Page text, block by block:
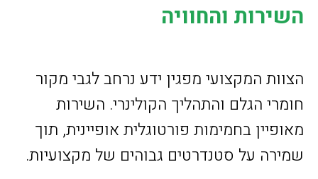
השירות והחוויה
הצוות המקצועי מפגין ידע נרחב לגבי מקור
חומרי הגלם והתהליך הקולינרי. השירות
מאופיין בחמימות פורטוגלית אופיינית, תוך
שמירה על סטנדרטים גבוהים של מקצועיות.